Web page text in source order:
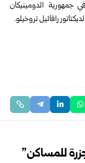
جمهورية الدومينيكان
للمساكن”